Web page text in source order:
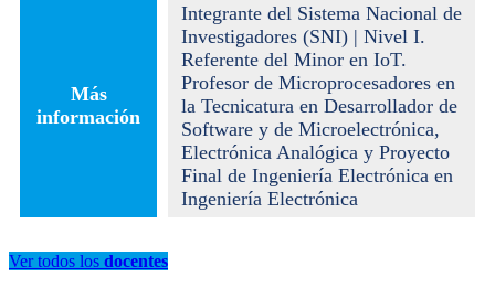
Más
información
Integrante del Sistema Nacional de
Investigadores (SNI) | Nivel I.
Referente del Minor en IoT.
Profesor de Microprocesadores en
la Tecnicatura en Desarrollador de
Software y de Microelectrónica,
Electrónica Analógica y Proyecto
Final de Ingeniería Electrónica en
Ingeniería Electrónica
Ver todos los docentes